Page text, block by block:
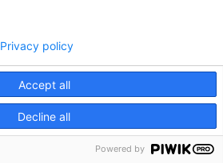
Accept all
Decline all
Privacy policy
Powered by